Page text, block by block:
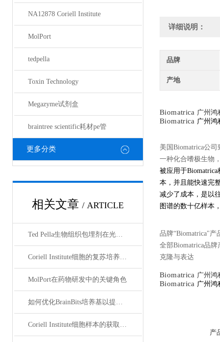
NA12878 Coriell Institute
MolPort
tedpella
Toxin Technology
Megazyme试剂盒
braintree scientific耗材pe管
更多分类
相关文章 / ARTICLE
Ted Pella生物组织包埋剂在光镜与电镜联用技术中的应用
Coriell Institute细胞的复苏培养与质量控制规范
MolPort在药物研发中的关键角色
如何优化BrainBits培养基以提高实验效果？
Coriell Institute细胞样本的获取与应用指南
详细说明：
品牌
产地
Biomatrica 广州鸿
Biomatrica 广州鸿
美国Biomatrica公
一种化合嗜极生物
被应用于
本，并且能快速完
减少了成本，是以
图谱的数十亿样本
品牌“Biomatrica"产
全部Biomatrica品牌
克隆与表达
Biomatrica 广州鸿
Biomatrica 广州鸿
产